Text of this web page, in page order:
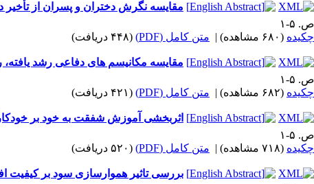
مقایسه نگرش دختران و پسران از تأخیر
ص. ۵-۱
چکیده (۶۸۰ مشاهده) | متن کامل (PDF) (۴۴۸ دریافت)
مقایسه مکانیسم های دفاعی رشد یافته،
ص. ۵-۱
چکیده (۶۸۲ مشاهده) | متن کامل (PDF) (۴۲۱ دریافت)
اثربخشی آموزش شفقت به خود بر
ص. ۵-۱
چکیده (۷۱۸ مشاهده) | متن کامل (PDF) (۵۲۰ دریافت)
بررسی تاثیر هموارسازی سود بر کیفیت